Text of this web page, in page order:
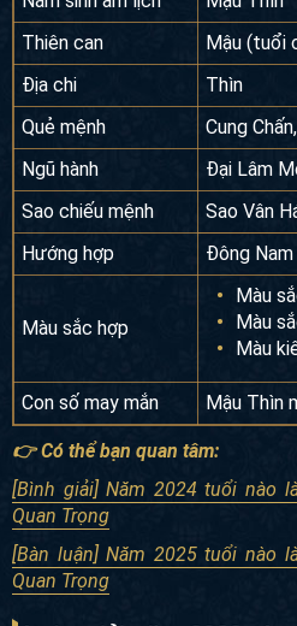
Thiên can
Mậu (tuổi
Địa chi
Thìn
Quẻ mệnh
Cung
Ngũ hành
Đại Lâm
Sao chiếu mệnh
Sao Vân
Hướng hợp
Đông Nam
Màu sắc hợp
Màu
Màu
Màu
Con số may mắn Mậu Thìn
👉 Có thể bạn quan tâm:
[Bình giải] Năm 2024 tuổi nào
Quan Trọng
[Bàn luận] Năm 2025 tuổi nào
Quan Trọng